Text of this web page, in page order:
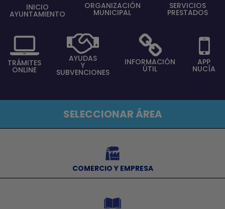
INICIO
AYUNTAMIENTO
ORGANIZACIÓN
MUNICIPAL
SERVICIOS
PRESTADOS
TRÁMITES
ONLINE
AYUDAS
Y
SUBVENCIONES
INFORMACIÓN
ÚTIL
APP
NUCÍA
SELECCIONAR ÁREA
COMERCIO Y EMPRESA